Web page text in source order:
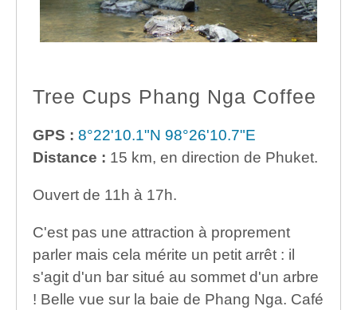
Tree Cups Phang Nga Coffee
GPS : 8°22'10.1"N 98°26'10.7"E
Distance : 15 km, en direction de Phuket.
Ouvert de 11h à 17h.
C'est pas une attraction à proprement
parler mais cela mérite un petit arrêt : il
s'agit d'un bar situé au sommet d'un arbre
! Belle vue sur la baie de Phang Nga. Café